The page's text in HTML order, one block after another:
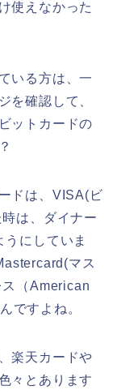
使えなかった
いる方は、一
を確認して、
ットカードの
ドは、VISA(ビ
は、ダイナー
にしていま
マス
ス（American
ですよね。
楽天カードや
々とあります